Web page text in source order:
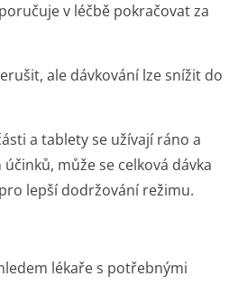
v léčbě pokračovat za
ale dávkování lze snížit do
a tablety se užívají ráno a
může se celková dávka
lepší dodržování režimu.
lékaře s potřebnými